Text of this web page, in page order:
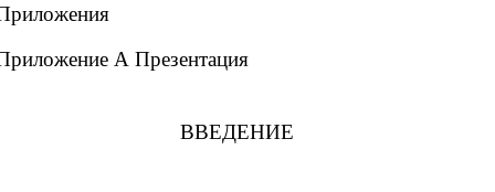
А Презентация
ВВЕДЕНИЕ